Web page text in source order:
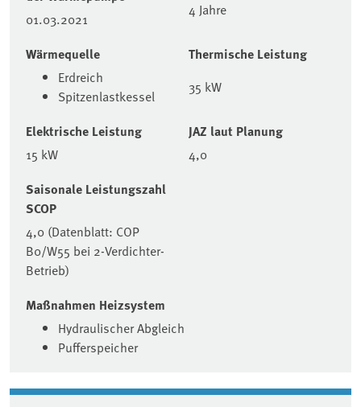
01.03.2021
4 Jahre
Wärmequelle
Erdreich
Spitzenlastkessel
Thermische Leistung
35 kW
Elektrische Leistung
15 kW
JAZ laut Planung
4,0
Saisonale Leistungszahl
SCOP
4,0 (Datenblatt: COP
B0/W55 bei 2-Verdichter-
Betrieb)
Maßnahmen Heizsystem
Hydraulischer Abgleich
Pufferspeicher